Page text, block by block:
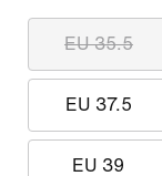
EU 35.5
EU 37.5
EU 39